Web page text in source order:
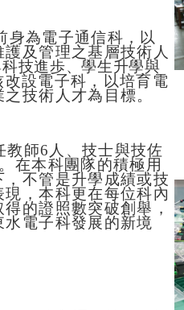
身為電子通信科，以
及管理之基層技術人
技進歩、學生升學與
改設電子科，
以培育電
技術人才為目標。
教師6人、技士與技佐
在本科團隊的積極用
不管是升學成績或技
，本科更在每位科內
的證照數突破創舉，
電子科發展的新境